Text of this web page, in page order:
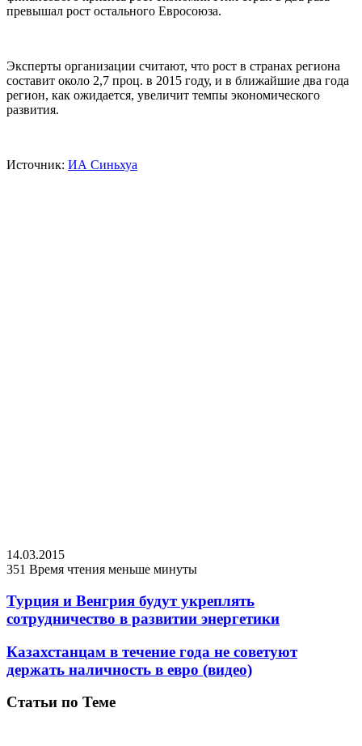
превышал рост остального Евросоюза.
Эксперты организации считают, что рост в странах региона
составит около 2,7 проц. в 2015 году, и в ближайшие два года
регион, как ожидается, увеличит темпы экономического
развития.
Источник: ИА Синьхуа
14.03.2015
351 Время чтения меньше минуты
Турция и Венгрия будут укреплять
сотрудничество в развитии энергетики
Казахстанцам в течение года не советуют
держать наличность в евро (видео)
Статьи по Теме